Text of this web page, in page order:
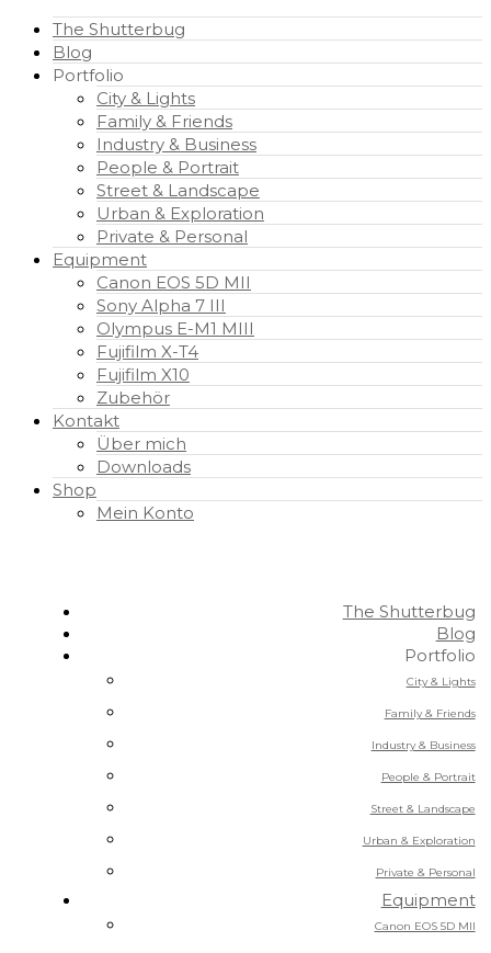
The Shutterbug
Blog
Portfolio
City & Lights
Family & Friends
Industry & Business
People & Portrait
Street & Landscape
Urban & Exploration
Private & Personal
Equipment
Canon EOS 5D MII
Sony Alpha 7 III
Olympus E-M1 MIII
Fujifilm X-T4
Fujifilm X10
Zubehör
Kontakt
Über mich
Downloads
Shop
Mein Konto
The Shutterbug
Blog
Portfolio
City & Lights
Family & Friends
Industry & Business
People & Portrait
Street & Landscape
Urban & Exploration
Private & Personal
Equipment
Canon EOS 5D MII